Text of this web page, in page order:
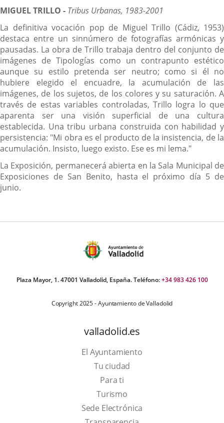
MIGUEL TRILLO - Tribus Urbanas, 1983-2001
La definitiva vocación pop de Miguel Trillo (Cádiz, 1953)
destaca entre un sinnúmero de fotografías armónicas y
pausadas. La obra de Trillo trabaja dentro del conjunto de
imágenes de Tipologías como un contrapunto estético
aunque su estilo pretenda ser neutro; como si él no
hubiere elegido el encuadre, la acumulación de las
imágenes, de los sujetos, de los colores y su saturación. A
través de estas variables controladas, Trillo logra lo que
aparenta ser una visión superficial de una cultura
establecida. Una tribu urbana construida con habilidad y
persistencia: "Mi obra es el producto de la insistencia, de la
acumulación. Insisto, luego existo. Ese es mi lema."
La Exposición, permanecerá abierta en la Sala Municipal de
Exposiciones de San Benito, hasta el próximo día 5 de
junio.
Plaza Mayor, 1. 47001 Valladolid, España. Teléfono:+34 983 426 100
Copyright 2025 - Ayuntamiento de Valladolid
valladolid.es
El Ayuntamiento
Tu ciudad
Para ti
TurismoThis
link
Sede Electrónica